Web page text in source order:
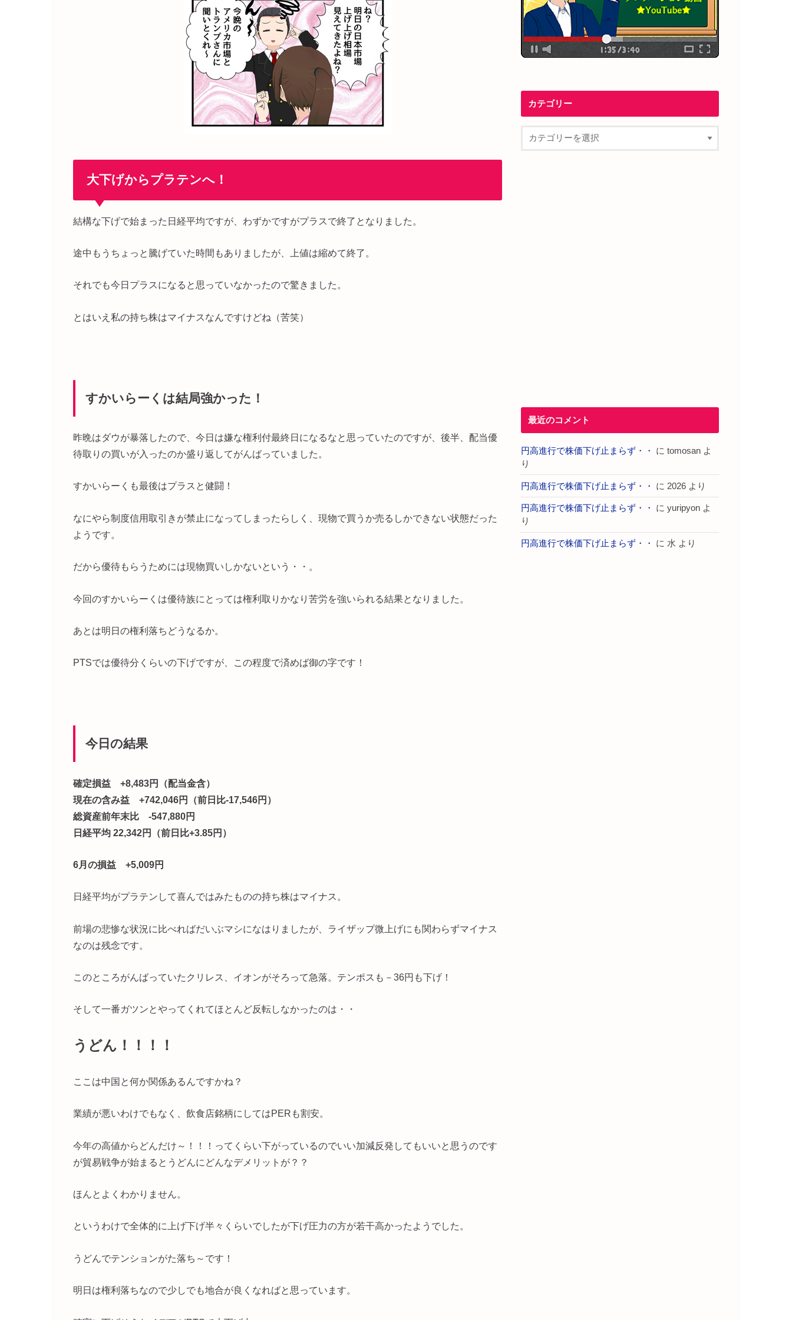
大下げからプラテンへ！
結構な下げで始まった日経平均ですが、わずかですがプラスで終了となりました。
途中もうちょっと騰げていた時間もありましたが、上値は縮めて終了。
それでも今日プラスになると思っていなかったので驚きました。
とはいえ私の持ち株はマイナスなんですけどね（苦笑）
すかいらーくは結局強かった！
昨晩はダウが暴落したので、今日は嫌な権利付最終日になるなと思っていたのですが、後半、配当優
待取りの買いが入ったのか盛り返してがんばっていました。
すかいらーくも最後はプラスと健闘！
なにやら制度信用取引きが禁止になってしまったらしく、現物で買うか売るしかできない状態だった
ようです。
だから優待もらうためには現物買いしかないという・・。
今回のすかいらーくは優待族にとっては権利取りかなり苦労を強いられる結果となりました。
あとは明日の権利落ちどうなるか。
PTSでは優待分くらいの下げですが、この程度で済めば御の字です！
今日の結果
確定損益 +8,483円（配当金含）
現在の含み益 +742,046円（前日比-17,546円）
総資産前年末比 -547,880円
日経平均 22,342円（前日比+3.85円）
6月の損益 +5,009円
日経平均がプラテンして喜んではみたものの持ち株はマイナス。
前場の悲惨な状況に比べればだいぶマシになはりましたが、ライザップ微上げにも関わらずマイナス
なのは残念です。
このところがんばっていたクリレス、イオンがそろって急落。テンポスも－36円も下げ！
そして一番ガツンとやってくれてほとんど反転しなかったのは・・
うどん！！！！
ここは中国と何か関係あるんですかね？
業績が悪いわけでもなく、飲食店銘柄にしてはPERも割安。
今年の高値からどんだけ～！！！ってくらい下がっているのでいい加減反発してもいいと思うのです
が貿易戦争が始まるとうどんにどんなデメリットが？？
ほんとよくわかりません。
というわけで全体的に上げ下げ半々くらいでしたが下げ圧力の方が若干高かったようでした。
うどんでテンションがた落ち～です！
明日は権利落ちなので少しでも地合が良くなればと思っています。
カテゴリー
最近のコメント
円高進行で株価下げ止まらず・・ に tomosan よ
り
円高進行で株価下げ止まらず・・ に 2026 より
円高進行で株価下げ止まらず・・ に yuripyon よ
り
円高進行で株価下げ止まらず・・ に 水 より